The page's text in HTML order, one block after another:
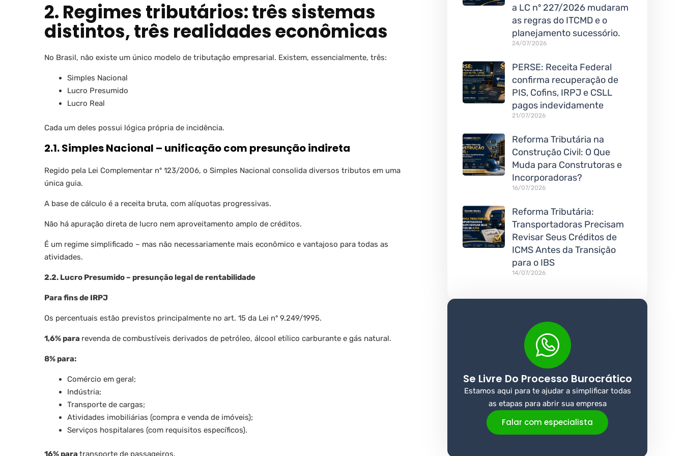
2. Regimes tributários: três sistemas
distintos, três realidades econômicas
No Brasil, não existe um único modelo de tributação empresarial. Existem, essencialmente, três:
Simples Nacional
Lucro Presumido
Lucro Real
Cada um deles possui lógica própria de incidência.
2.1. Simples Nacional – unificação com presunção indireta
Regido pela Lei Complementar nº 123/2006, o Simples Nacional consolida diversos tributos em uma
única guia.
A base de cálculo é a receita bruta, com alíquotas progressivas.
Não há apuração direta de lucro nem aproveitamento amplo de créditos.
É um regime simplificado – mas não necessariamente mais econômico e vantajoso para todas as
atividades.
2.2. Lucro Presumido – presunção legal de rentabilidade
Para fins de IRPJ
Os percentuais estão previstos principalmente no art. 15 da Lei nº 9.249/1995.
1,6% para revenda de combustíveis derivados de petróleo, álcool etílico carburante e gás natural.
8% para:
Comércio em geral;
Indústria;
Transporte de cargas;
Atividades imobiliárias (compra e venda de imóveis);
Serviços hospitalares (com requisitos específicos).
16% para transporte de passageiros.
a LC nº 227/2026 mudaram
as regras do ITCMD e o
planejamento sucessório.
24/07/2026
PERSE: Receita Federal
confirma recuperação de
PIS, Cofins, IRPJ e CSLL
pagos indevidamente
21/07/2026
Reforma Tributária na
Construção Civil: O Que
Muda para Construtoras e
Incorporadoras?
16/07/2026
Reforma Tributária:
Transportadoras Precisam
Revisar Seus Créditos de
ICMS Antes da Transição
para o IBS
14/07/2026
Se Livre Do Processo Burocrático
Estamos aqui para te ajudar a simplificar todas
as etapas para abrir sua empresa
Falar com especialista